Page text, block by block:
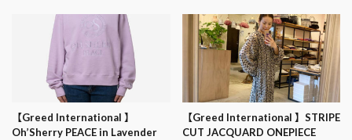
【Greed International 】
Oh’Sherry PEACE in Lavender
【Greed International 】STRIPE
CUT JACQUARD ONEPIECE